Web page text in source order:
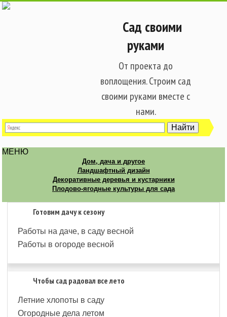
Сад своими
руками
От проекта до
воплощения. Строим сад
своими руками вместе с
нами.
МЕНЮ
Дом, дача и другое
Ландшафтный дизайн
Декоративные деревья и кустарники
Плодово-ягодные культуры для сада
Готовим дачу к сезону
Работы на даче, в саду весной
Работы в огороде весной
Чтобы сад радовал все лето
Летние хлопоты в саду
Огородные дела летом